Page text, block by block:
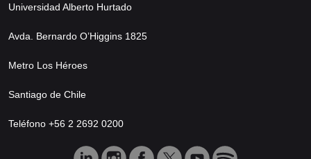
Universidad Alberto Hurtado
Avda. Bernardo O’Higgins 1825
Metro Los Héroes
Santiago de Chile
Teléfono +56 2 2692 0200